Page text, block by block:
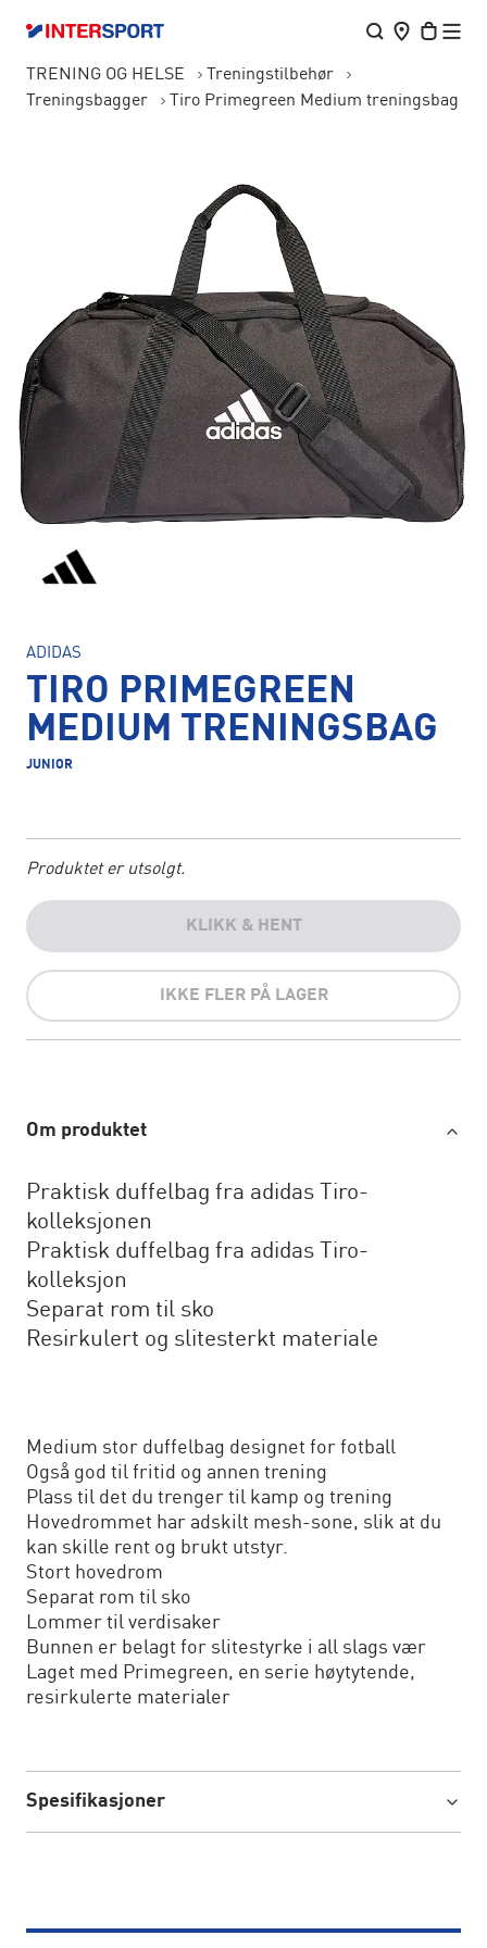
TRENING OG HELSE
Treningstilbehør
Treningsbagger
Tiro Primegreen Medium treningsbag
ADIDAS
TIRO PRIMEGREEN
MEDIUM TRENINGSBAG
JUNIOR
Produktet er utsolgt.
KLIKK & HENT
IKKE FLER PÅ LAGER
Om produktet
Praktisk duffelbag fra adidas Tiro-
kolleksjonen
Praktisk duffelbag fra adidas Tiro-
kolleksjon
Separat rom til sko
Resirkulert og slitesterkt materiale
Medium stor duffelbag designet for fotball
Også god til fritid og annen trening
Plass til det du trenger til kamp og trening
Hovedrommet har adskilt mesh-sone, slik at du
kan skille rent og brukt utstyr.
Stort hovedrom
Separat rom til sko
Lommer til verdisaker
Bunnen er belagt for slitestyrke i all slags vær
Laget med Primegreen, en serie høytytende,
resirkulerte materialer
Spesifikasjoner